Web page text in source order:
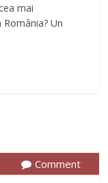
mai
Un
Comment